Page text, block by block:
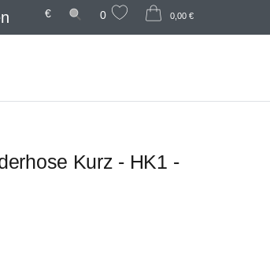
€ 0 0,00 €
Kurz - HK1 -